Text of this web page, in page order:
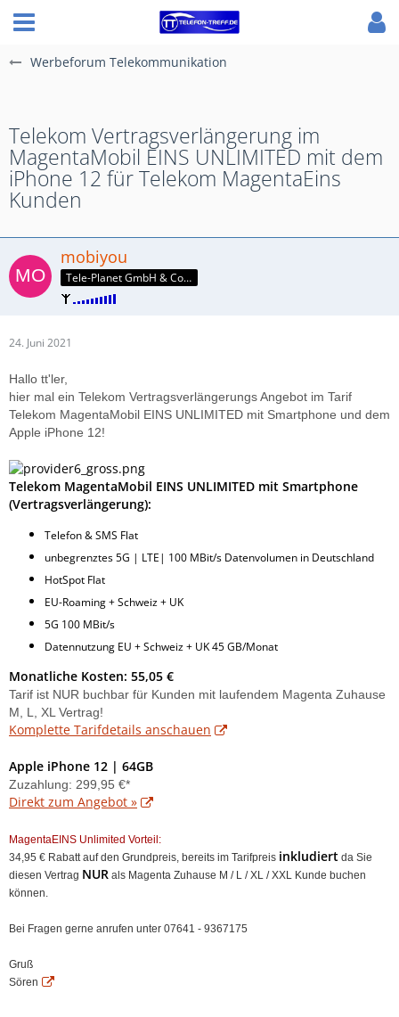
Werbeforum Telekommunikation
Telekom Vertragsverlängerung im
MagentaMobil EINS UNLIMITED mit dem
iPhone 12 für Telekom MagentaEins
Kunden
mobiyou
Tele-Planet GmbH & Co. KG
24. Juni 2021
Hallo tt'ler,
hier mal ein Telekom Vertragsverlängerungs Angebot im Tarif
Telekom MagentaMobil EINS UNLIMITED mit Smartphone und dem
Apple iPhone 12!
Telekom MagentaMobil EINS UNLIMITED mit Smartphone
(Vertragsverlängerung):
Telefon & SMS Flat
unbegrenztes 5G | LTE| 100 MBit/s Datenvolumen in Deutschland
HotSpot Flat
EU-Roaming + Schweiz + UK
5G 100 MBit/s
Datennutzung EU + Schweiz + UK 45 GB/Monat
Monatliche Kosten: 55,05 €
Tarif ist NUR buchbar für Kunden mit laufendem Magenta Zuhause
M, L, XL Vertrag!
Komplette Tarifdetails anschauen
Apple iPhone 12 | 64GB
Zuzahlung: 299,95 €*
Direkt zum Angebot »
MagentaEINS Unlimited Vorteil:
34,95 € Rabatt auf den Grundpreis, bereits im Tarifpreis inkludiert da Sie
diesen Vertrag NUR als Magenta Zuhause M / L / XL / XXL Kunde buchen
können.
Bei Fragen gerne anrufen unter 07641 - 9367175
Gruß
Sören